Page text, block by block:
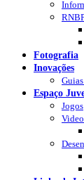
Fotografia
Inovações
Espaço
Jogos